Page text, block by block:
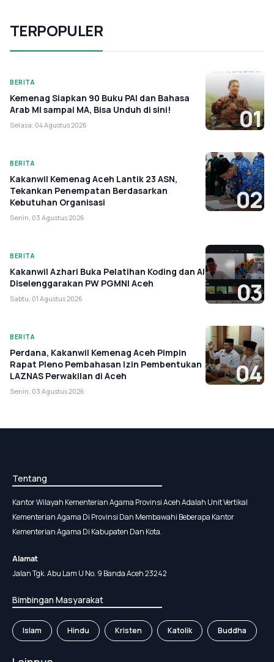
TERPOPULER
BERITA
Kemenag Siapkan 90 Buku PAI dan Bahasa
Arab MI sampai MA, Bisa Unduh di sini!
Selasa, 04 Agustus 2026 01
BERITA
Kakanwil Kemenag Aceh Lantik 23 ASN,
Tekankan Penempatan Berdasarkan
Kebutuhan Organisasi
Senin, 03 Agustus 2026
02
BERITA
Kakanwil Azhari Buka Pelatihan Koding dan AI
Diselenggarakan PW PGMNI Aceh
Sabtu, 01 Agustus 2026 03
BERITA
Perdana, Kakanwil Kemenag Aceh Pimpin
Rapat Pleno Pembahasan Izin Pembentukan
LAZNAS Perwakilan di Aceh
Senin, 03 Agustus 2026
04
Tentang
Kantor Wilayah Kementerian Agama Provinsi Aceh Adalah Unit Vertikal
Kementerian Agama Di Provinsi Dan Membawahi Beberapa Kantor
Kementerian Agama Di Kabupaten Dan Kota.
Alamat
Jalan Tgk. Abu Lam U No. 9 Banda Aceh 23242
Bimbingan Masyarakat
Islam Hindu Kristen Katolik Buddha